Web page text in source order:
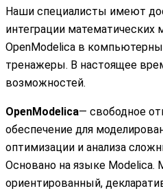
Наши специалисты имеют
интеграции математических
OpenModelica в
тренажеры. В настоящее
возможностей.
OpenModelica— свободное
обеспечение для
оптимизации и анализа
Основано на языке Modelica.
ориентированный,